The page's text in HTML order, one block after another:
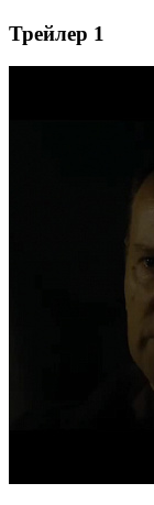
Трейлер 1